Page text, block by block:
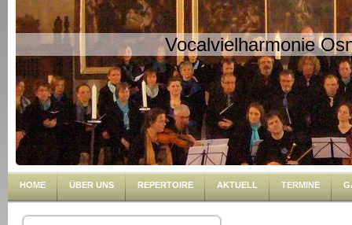
Vocalvielharmonie
HOME ÜBER UNS REPERTOIRE AKTUELL TERMINE